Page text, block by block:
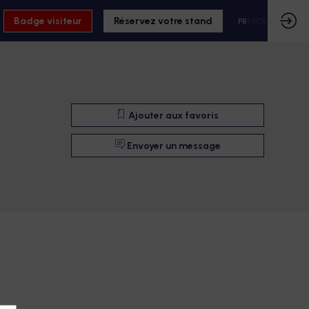
Badge visiteur Réservez votre stand FR
Ajouter aux favoris
Envoyer un message